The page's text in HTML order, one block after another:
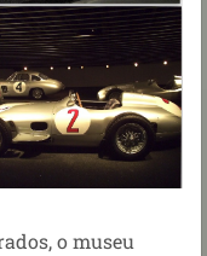
o museu